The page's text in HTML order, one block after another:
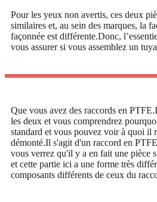
Pour les yeux non avertis, ces deux
similaires et, au sein des marques, la
façonnée est différente.Donc,
vous assurer si vous assemblez un
Que vous avez des raccords en
les deux et vous comprendrez
standard et vous pouvez voir à quoi il
démonté.Il s'agit d'un raccord en
vous verrez qu'il y a en fait une pièce
et cette partie ici a une forme très
composants différents de ceux du